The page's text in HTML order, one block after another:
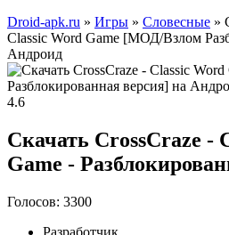
Droid-apk.ru » Игры » Словесные »
Classic Word Game [МОД/Взлом
Андроид
4.6
Скачать CrossCraze -
Game -
Голосов: 3300
Разработчик